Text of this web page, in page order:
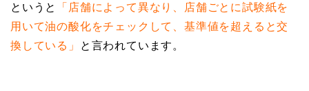
というと
「店舗によって異なり、店舗ごとに試験紙を
用いて油の酸化をチェックして、基準値を超えると交
換している」
と言われています。